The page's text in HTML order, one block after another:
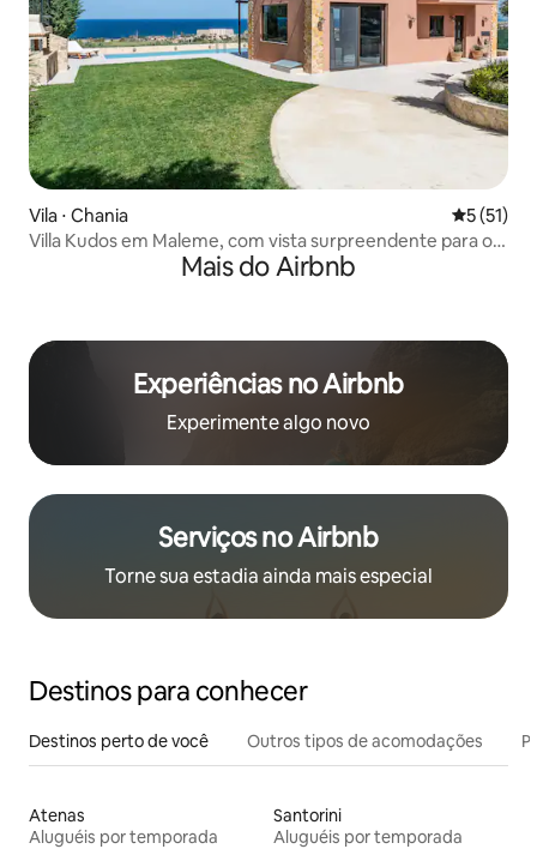
Vila ⋅ Chania 5 de uma
5 (51)
Villa Kudos em Maleme, com vista surpreendente para o
Mais do Airbnb
Experiências no Airbnb
Experimente algo novo
Serviços no Airbnb
Torne sua estadia ainda mais especial
Destinos para conhecer
Destinos perto de você Outros tipos de acomodações
Atenas
Aluguéis por temporada
Santorini
Aluguéis por temporada